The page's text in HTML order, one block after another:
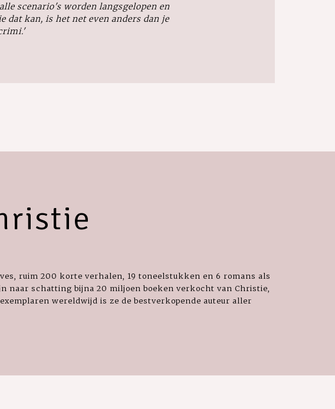
scenario's worden langsgelopen en
kan, is het net even anders dan je
ruim 200 korte verhalen, 19 toneelstukken en 6 romans als
naar schatting bijna 20 miljoen boeken verkocht van Christie,
wereldwijd is ze de bestverkopende auteur aller